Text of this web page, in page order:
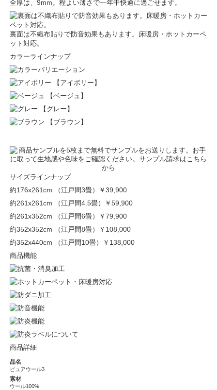
全厚は、9mm。程よい薄さで一年中快適に過ごせます。
裏面は不織布貼りで防音効果もあります。床暖房・ホットカーペ
ット対応。
カラーラインナップ
【アイボリー】
【ベージュ】
【グレー】
【ブラウン】
サイズラインナップ
約176x261cm （江戸間3畳）
￥39,900
約261x261cm （江戸間4.5畳）
￥59,900
約261x352cm （江戸間6畳）
￥79,900
約352x352cm （江戸間8畳）
￥108,000
約352x440cm （江戸間10畳）
￥138,000
商品機能
商品詳細
品名
ピュアウール3
素材
ウール100%